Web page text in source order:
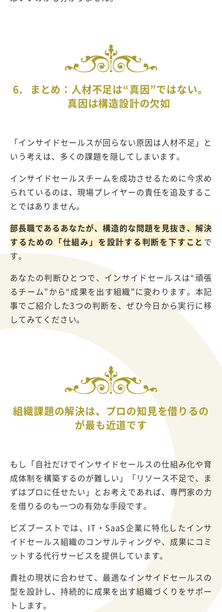
6. まとめ：人材不足は“真因”ではない。
真因は構造設計の欠如
「インサイドセールスが回らない原因は人材不足」と
いう考えは、多くの課題を隠してしまいます。
インサイドセールスチームを成功させるために今求め
られているのは、現場プレイヤーの責任を追及するこ
とではありません。
部長職であるあなたが、構造的な問題を見抜き、解決
するための「仕組み」を設計する判断を下すこと で
す。
あなたの判断ひとつで、インサイドセールスは“頑張
るチーム”から“成果を出す組織”に変わります。本記
事でご紹介した3つの判断を、ぜひ今日から実行に移
してみてください。
組織課題の解決は、プロの知見を借りるの
が最も近道です
もし「自社だけでインサイドセールスの仕組み化や育
成体制を構築するのが難しい」「リソース不足で、ま
ずはプロに任せたい」とお考えであれば、専門家の力
を借りるのも一つの有効な手段です。
ビズブーストでは、 IT ・ SaaS企業に特化したインサ
イドセールス組織のコンサルティングや、成果にコミ
ットする代行サービスを提供しています。
貴社の現状に合わせて、最適なインサイドセールスの
型を設計し、持続的に成果を出す組織づくりをサポー
トします。